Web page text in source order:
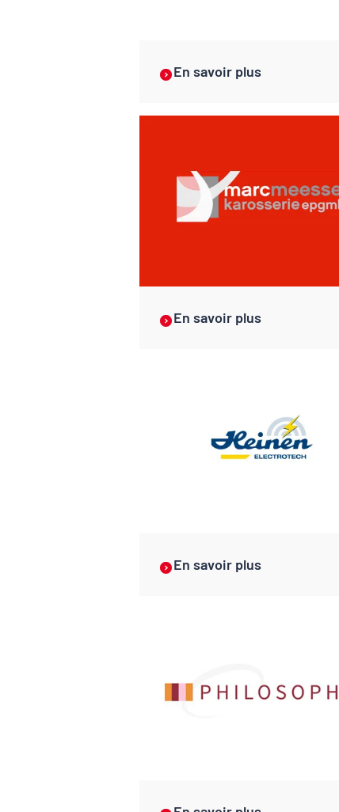
En savoir plus
En savoir plus
En savoir plus